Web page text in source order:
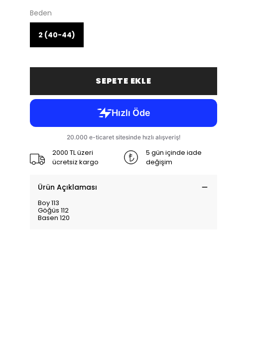
Beden
2 (40-44)
SEPETE EKLE
2000 TL üzeri
ücretsiz kargo
5 gün içinde iade
değişim
Ürün Açıklaması
Boy 113
Göğüs 112
Basen 120